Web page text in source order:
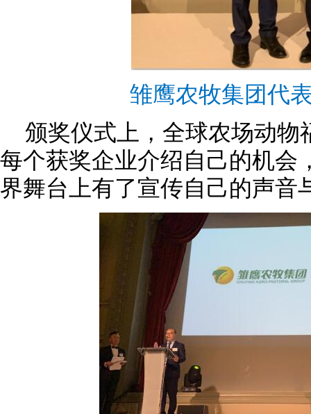
雏鹰农牧集团代
颁奖仪式上，全球农场动物
每个获奖企业介绍自己的机会
界舞台上有了宣传自己的声音